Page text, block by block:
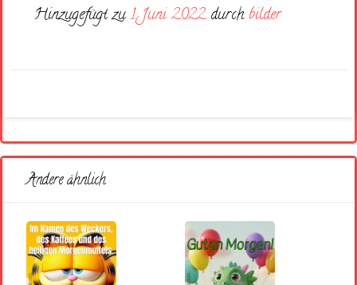
Hinzugefügt zu1. Juni 2022 durch bilder
Andere ähnlich